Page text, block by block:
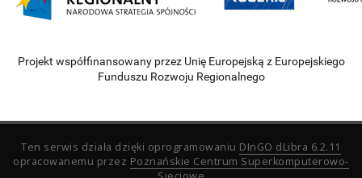
Projekt współfinansowany przez Unię Europejską z Europejskiego
Funduszu Rozwoju Regionalnego
Ten serwis działa dzięki oprogramowaniu DInGO dLibra 6.2.11
opracowanemu przez Poznańskie Centrum Superkomputerowo-